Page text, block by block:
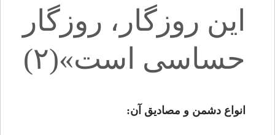
این روزگار، روزگار
حساسی است»(۲)
انواع دشمن و مصادیق آن: